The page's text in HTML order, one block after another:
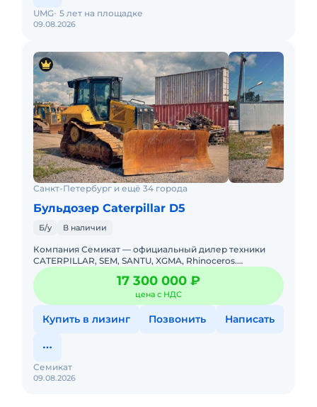
09.08.2026
UMG 5 лет на площадке
Санкт-Петербург и ещё 34 города
Бульдозер Caterpillar D5
Б/у В наличии
Компания Семикат — официальный дилер техники
CATERPILLAR, SEM, SANTU, XGMA, Rhinoceros.
Бульдозер CATERPILLAR D5 (CAT D5)Год выпуска —
2021. Нарабо
17 300 000 ₽
цена с НДС
Купить в лизинг Позвонить Написать
09.08.2026
Семикат